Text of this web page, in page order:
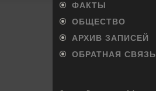
ФАКТЫ
ОБЩЕСТВО
АРХИВ ЗАПИСЕЙ
ОБРАТНАЯ СВЯЗЬ